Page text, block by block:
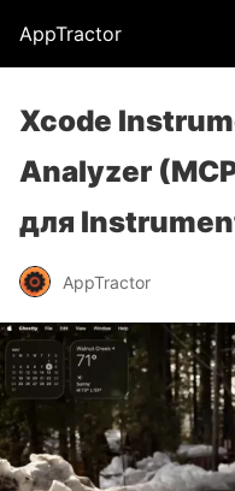
AppTractor
Xcode
Analyzer
для
AppTractor